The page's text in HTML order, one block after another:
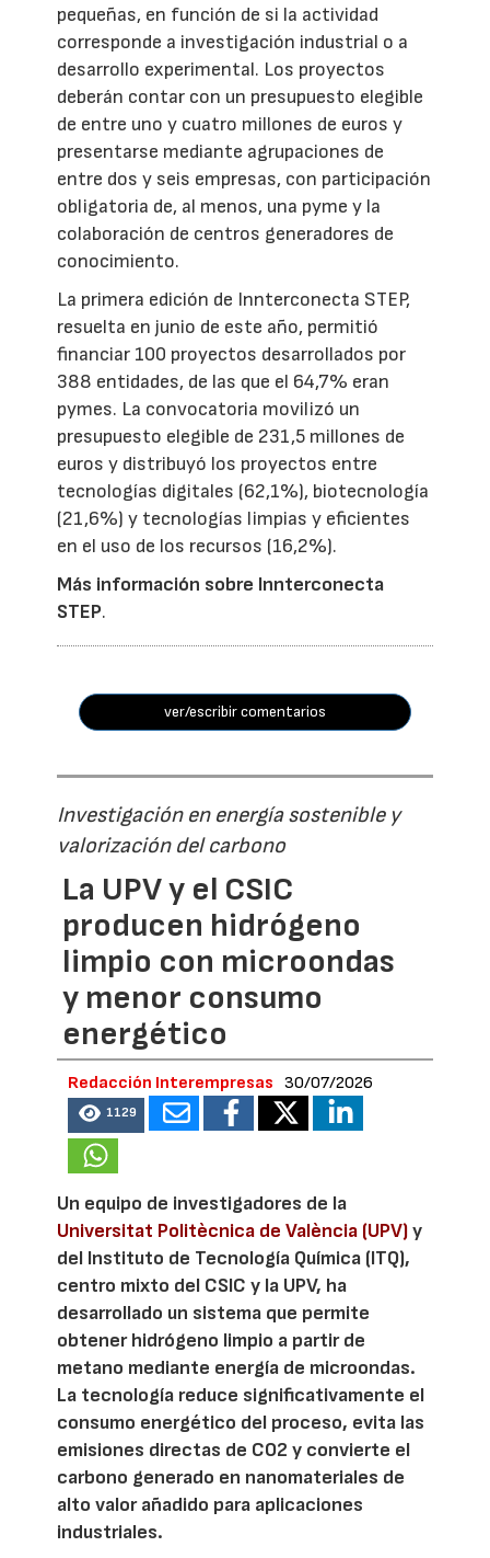
pequeñas, en función de si la actividad
corresponde a investigación industrial o a
desarrollo experimental. Los proyectos
deberán contar con un presupuesto elegible
de entre uno y cuatro millones de euros y
presentarse mediante agrupaciones de
entre dos y seis empresas, con participación
obligatoria de, al menos, una pyme y la
colaboración de centros generadores de
conocimiento.
La primera edición de Innterconecta STEP,
resuelta en junio de este año, permitió
financiar 100 proyectos desarrollados por
388 entidades, de las que el 64,7% eran
pymes. La convocatoria movilizó un
presupuesto elegible de 231,5 millones de
euros y distribuyó los proyectos entre
tecnologías digitales (62,1%), biotecnología
(21,6%) y tecnologías limpias y eficientes
en el uso de los recursos (16,2%).
Más información sobre Innterconecta
STEP.
ver/escribir comentarios
Investigación en energía sostenible y
valorización del carbono
La UPV y el CSIC
producen hidrógeno
limpio con microondas
y menor consumo
energético
Redacción Interempresas 30/07/2026
1129
Un equipo de investigadores de la
Universitat Politècnica de València (UPV)y
del Instituto de Tecnología Química (ITQ),
centro mixto del CSIC y la UPV, ha
desarrollado un sistema que permite
obtener hidrógeno limpio a partir de
metano mediante energía de microondas.
La tecnología reduce significativamente el
consumo energético del proceso, evita las
emisiones directas de CO2 y convierte el
carbono generado en nanomateriales de
alto valor añadido para aplicaciones
industriales.